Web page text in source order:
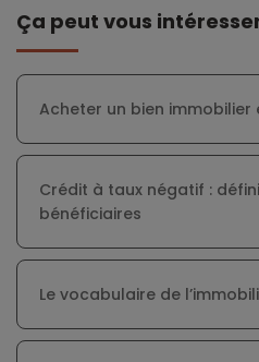
Ça peut vous
Acheter un bien immobilier
Crédit à taux négatif :
bénéficiaires
Le vocabulaire de